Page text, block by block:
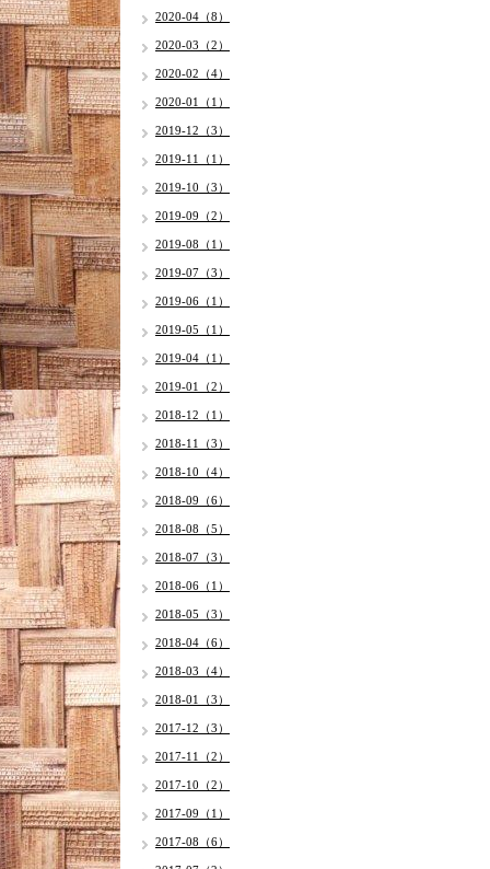
2020-04（8）
2020-03（2）
2020-02（4）
2020-01（1）
2019-12（3）
2019-11（1）
2019-10（3）
2019-09（2）
2019-08（1）
2019-07（3）
2019-06（1）
2019-05（1）
2019-04（1）
2019-01（2）
2018-12（1）
2018-11（3）
2018-10（4）
2018-09（6）
2018-08（5）
2018-07（3）
2018-06（1）
2018-05（3）
2018-04（6）
2018-03（4）
2018-01（3）
2017-12（3）
2017-11（2）
2017-10（2）
2017-09（1）
2017-08（6）